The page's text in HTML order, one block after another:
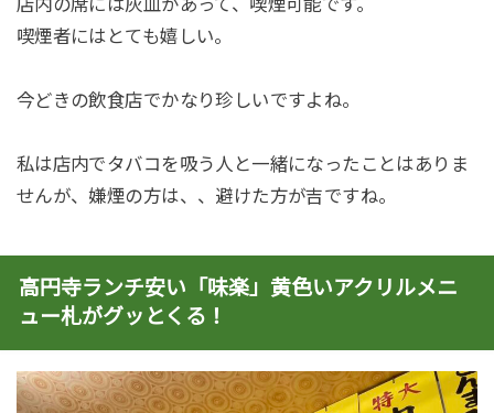
店内の席には灰皿があって、喫煙可能です。
喫煙者にはとても嬉しい。
今どきの飲食店でかなり珍しいですよね。
私は店内でタバコを吸う人と一緒になったことはありま
せんが、嫌煙の方は、、避けた方が吉ですね。
高円寺ランチ安い「味楽」黄色いアクリルメニ
ュー札がグッとくる！